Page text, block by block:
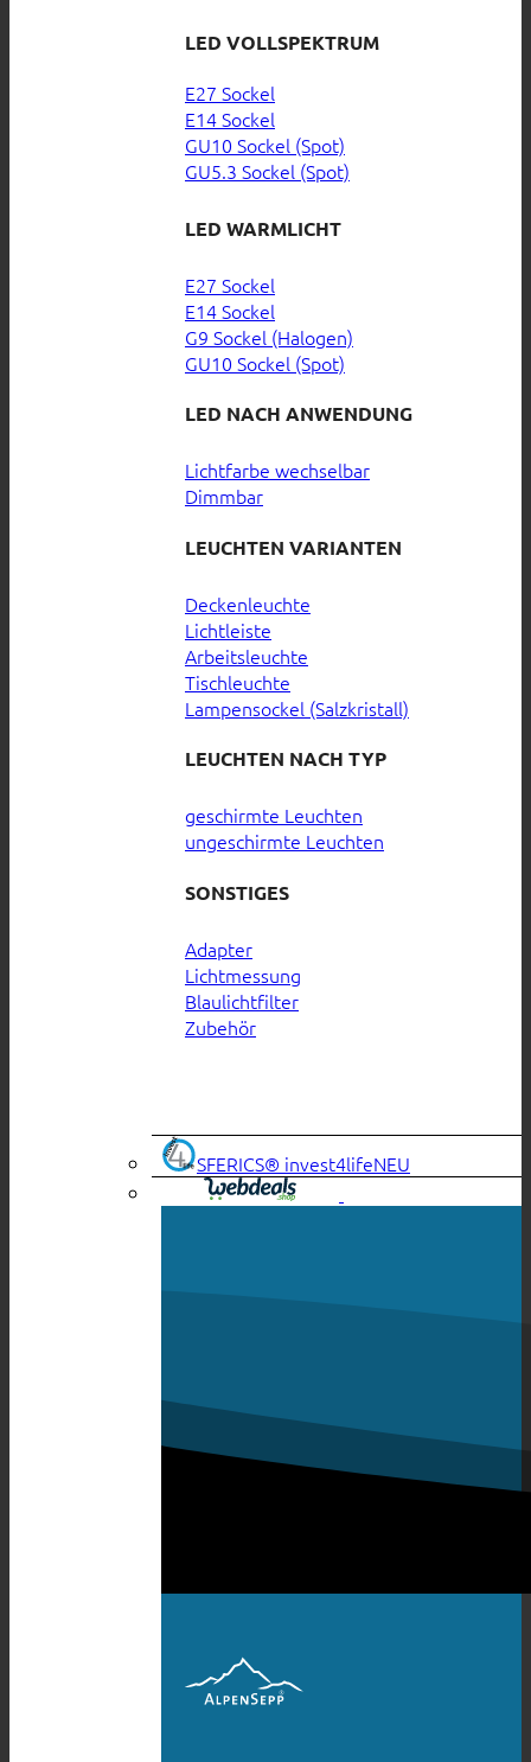
LED VOLLSPEKTRUM
E27 Sockel
E14 Sockel
GU10 Sockel (Spot)
GU5.3 Sockel (Spot)
LED WARMLICHT
E27 Sockel
E14 Sockel
G9 Sockel (Halogen)
GU10 Sockel (Spot)
LED NACH ANWENDUNG
Lichtfarbe wechselbar
Dimmbar
LEUCHTEN VARIANTEN
Deckenleuchte
Lichtleiste
Arbeitsleuchte
Tischleuchte
Lampensockel (Salzkristall)
LEUCHTEN NACH TYP
geschirmte Leuchten
ungeschirmte Leuchten
SONSTIGES
Adapter
Lichtmessung
Blaulichtfilter
Zubehör
SFERICS® invest4life